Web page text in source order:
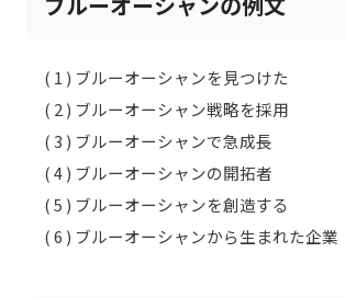
( 1 ) ブルーオーシャンを見つけた
( 2 ) ブルーオーシャン戦略を採用
( 3 ) ブルーオーシャンで急成長
( 4 ) ブルーオーシャンの開拓者
( 5 ) ブルーオーシャンを創造する
( 6 ) ブルーオーシャンから生まれた企業